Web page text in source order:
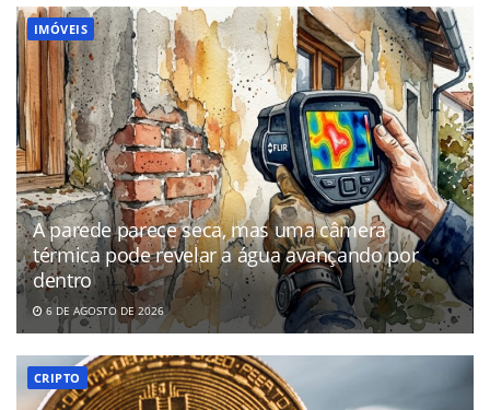
IMÓVEIS
A parede parece seca, mas uma câmera
térmica pode revelar a água avançando por
dentro
6 DE AGOSTO DE 2026
CRIPTO